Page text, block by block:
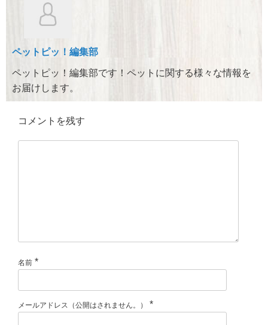
o
k
ペットピッ！編集部
ペットピッ！編集部です！ペットに関する様々な情報を
お届けします。
コメントを残す
名前 *
メールアドレス（公開はされません。） *